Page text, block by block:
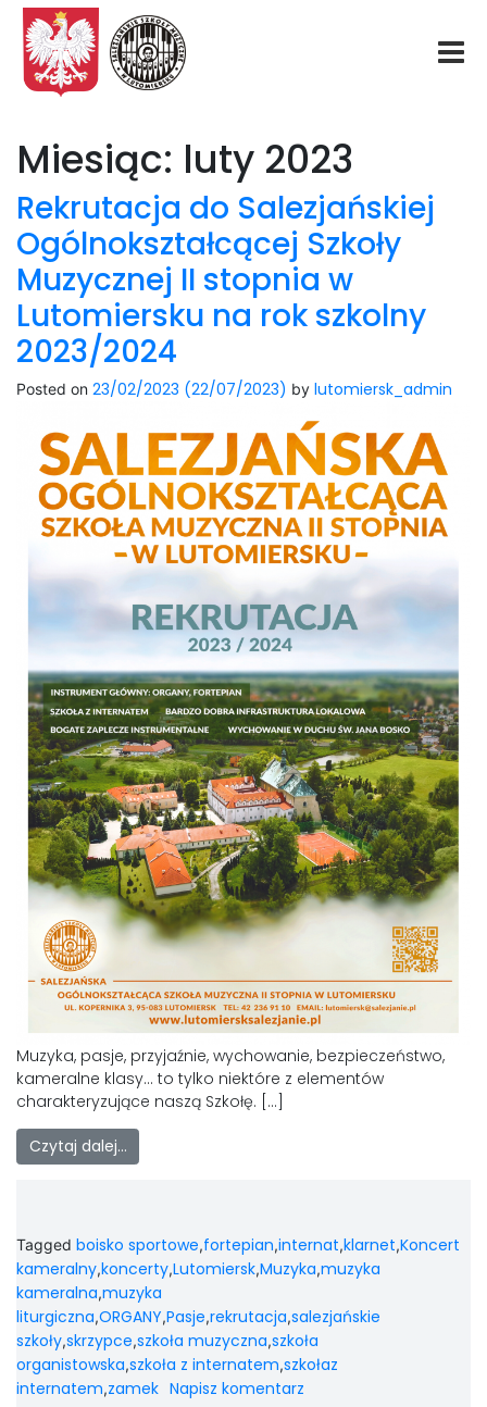
O nas
Aktualności
Rekrutacja
Fundacja
Konkurs organowy
LAOM
Klasztor
1,5%
Kontakt
Miesiąc: luty 2023
Rekrutacja do Salezjańskiej
Ogólnokształcącej Szkoły
Muzycznej II stopnia w
Lutomiersku na rok szkolny
2023/2024
Posted on 23/02/2023 (22/07/2023) by lutomiersk_admin
Muzyka, pasje, przyjaźnie, wychowanie, bezpieczeństwo,
kameralne klasy… to tylko niektóre z elementów
charakteryzujące naszą Szkołę. […]
Czytaj dalej…
Tagged boisko sportowe,fortepian,internat,klarnet,Koncert
kameralny,koncerty,Lutomiersk,Muzyka,muzyka
kameralna,muzyka
liturgiczna,ORGANY,Pasje,rekrutacja,salezjańskie
szkoły,skrzypce,szkoła muzyczna,szkoła
organistowska,szkoła z internatem,szkołaz
internatem,zamek Napisz komentarz